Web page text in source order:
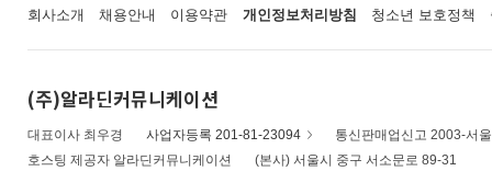
회사소개 채용안내 이용약관 개인정보처리방침 청소년 보호정책
(주)알라딘커뮤니케이션
대표이사 최우경 사업자등록 201-81-23094
통신판매업신고 2003-서
호스팅 제공자 알라딘커뮤니케이션
(본사) 서울시 중구 서소문로 89-31